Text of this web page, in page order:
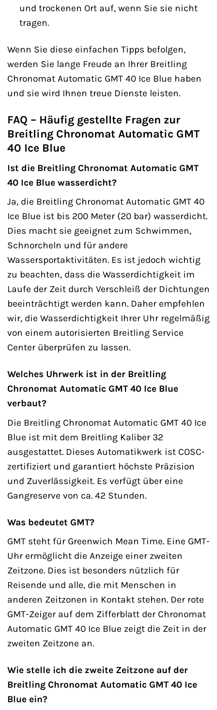
und trockenen Ort auf, wenn Sie sie nicht
tragen.
Wenn Sie diese einfachen Tipps befolgen,
werden Sie lange Freude an Ihrer Breitling
Chronomat Automatic GMT 40 Ice Blue haben
und sie wird Ihnen treue Dienste leisten.
FAQ – Häufig gestellte Fragen zur
Breitling Chronomat Automatic GMT
40 Ice Blue
Ist die Breitling Chronomat Automatic GMT
40 Ice Blue wasserdicht?
Ja, die Breitling Chronomat Automatic GMT 40
Ice Blue ist bis 200 Meter (20 bar) wasserdicht.
Dies macht sie geeignet zum Schwimmen,
Schnorcheln und für andere
Wassersportaktivitäten. Es ist jedoch wichtig
zu beachten, dass die Wasserdichtigkeit im
Laufe der Zeit durch Verschleiß der Dichtungen
beeinträchtigt werden kann. Daher empfehlen
wir, die Wasserdichtigkeit Ihrer Uhr regelmäßig
von einem autorisierten Breitling Service
Center überprüfen zu lassen.
Welches Uhrwerk ist in der Breitling
Chronomat Automatic GMT 40 Ice Blue
verbaut?
Die Breitling Chronomat Automatic GMT 40 Ice
Blue ist mit dem Breitling Kaliber 32
ausgestattet. Dieses Automatikwerk ist COSC-
zertifiziert und garantiert höchste Präzision
und Zuverlässigkeit. Es verfügt über eine
Gangreserve von ca. 42 Stunden.
Was bedeutet GMT?
GMT steht für Greenwich Mean Time. Eine GMT-
Uhr ermöglicht die Anzeige einer zweiten
Zeitzone. Dies ist besonders nützlich für
Reisende und alle, die mit Menschen in
anderen Zeitzonen in Kontakt stehen. Der rote
GMT-Zeiger auf dem Zifferblatt der Chronomat
Automatic GMT 40 Ice Blue zeigt die Zeit in der
zweiten Zeitzone an.
Wie stelle ich die zweite Zeitzone auf der
Breitling Chronomat Automatic GMT 40 Ice
Blue ein?